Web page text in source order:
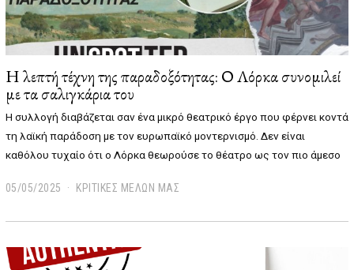
Η λεπτή τέχνη της παραδοξότητας: Ο Λόρκα συνομιλεί
με τα σαλιγκάρια του
Η συλλογή διαβάζεται σαν ένα μικρό θεατρικό έργο που φέρνει κοντά
τη λαϊκή παράδοση με τον ευρωπαϊκό μοντερνισμό. Δεν είναι
καθόλου τυχαίο ότι ο Λόρκα θεωρούσε το θέατρο ως τον πιο άμεσο
05/05/2025
5
/
ΚΡΙΤΙΚΕΣ ΜΕΛΩΝ ΜΑΣ